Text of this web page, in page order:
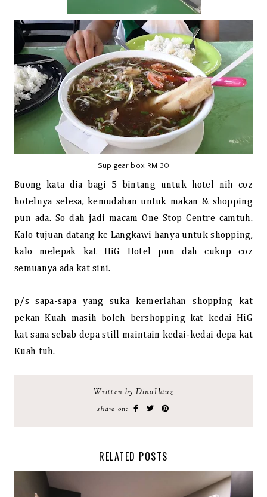
Sup gear box RM 30
Buong kata dia bagi 5 bintang untuk hotel nih coz
hotelnya selesa, kemudahan untuk makan & shopping
pun ada. So dah jadi macam One Stop Centre camtuh.
Kalo tujuan datang ke Langkawi hanya untuk shopping,
kalo melepak kat HiG Hotel pun dah cukup coz
semuanya ada kat sini.
p/s sapa-sapa yang suka kemeriahan shopping kat
pekan Kuah masih boleh bershopping kat kedai HiG
kat sana sebab depa still maintain kedai-kedai depa kat
Kuah tuh.
Written by DinoHauz
share on:
RELATED POSTS